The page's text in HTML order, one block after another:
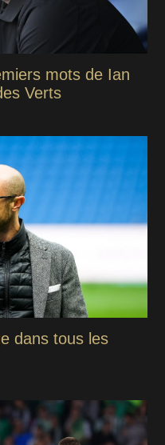
mots de Ian
Verts
dans tous les